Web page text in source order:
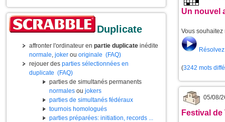
Duplicate
affronter l'ordinateur en partie duplicate inédite
normale, joker ou originale (FAQ)
rejouer des parties sélectionnées en
duplicate (FAQ)
parties de simultanés permanents
normales ou jokers
parties de simultanés fédéraux
tournois homologués
parties préparées: initiation, records ...
Un nouvel
Vous souhaitez
(3242 mots
05/08/
Festival